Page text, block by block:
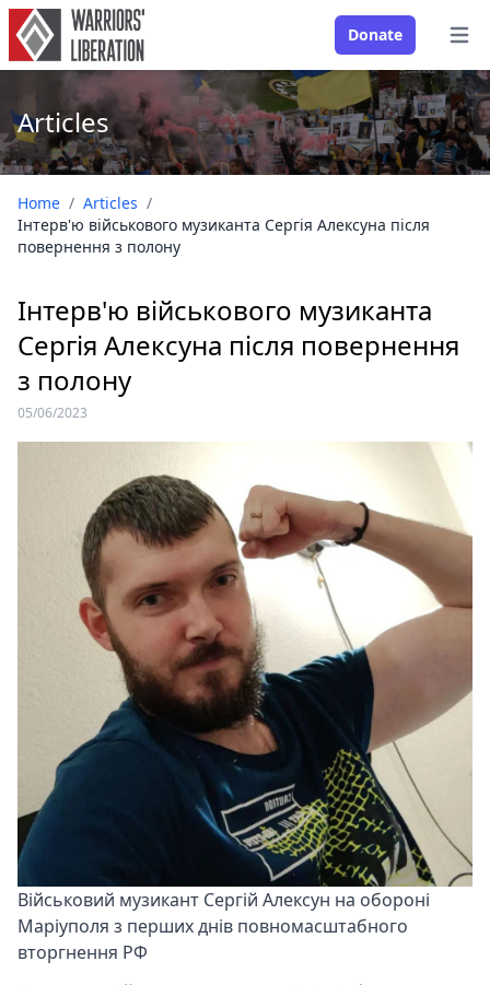
Donate
Articles
Home / Articles /
Інтерв'ю військового музиканта Сергія Алексуна після
повернення з полону
Інтерв'ю військового музиканта
Сергія Алексуна після повернення
з полону
05/06/2023
Військовий музикант Сергій Алексун на обороні
Маріуполя з перших днів повномасштабного
вторгнення РФ